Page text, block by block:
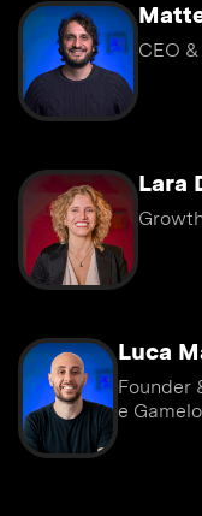
CEO
Lara
Luca
Founder
e